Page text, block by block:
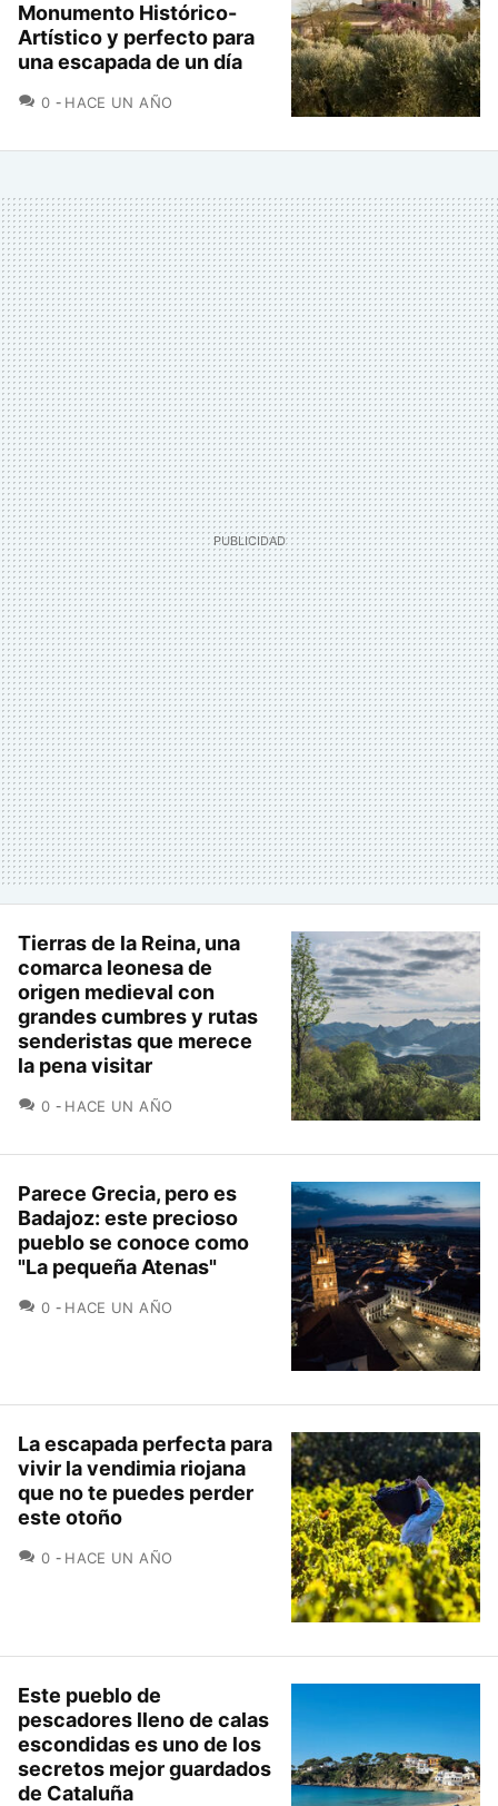
Monumento Histórico-
Artístico y perfecto para
una escapada de un día
0 COMENTARIOS
HACE UN AÑO
Tierras de la Reina, una
comarca leonesa de
origen medieval con
grandes cumbres y rutas
senderistas que merece
la pena visitar
0 COMENTARIOS
HACE UN AÑO
Parece Grecia, pero es
Badajoz: este precioso
pueblo se conoce como
"La pequeña Atenas"
0 COMENTARIOS
HACE UN AÑO
La escapada perfecta para
vivir la vendimia riojana
que no te puedes perder
este otoño
0 COMENTARIOS
HACE UN AÑO
Este pueblo de
pescadores lleno de calas
escondidas es uno de los
secretos mejor guardados
de Cataluña